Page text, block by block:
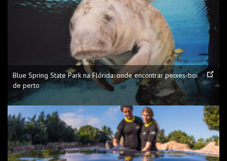
Blue Spring State Park na Flórida: onde encontrar peixes-boi
de perto